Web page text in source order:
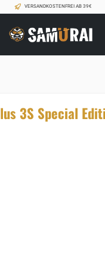
VERSANDKOSTENFREI AB 39€
3S Special